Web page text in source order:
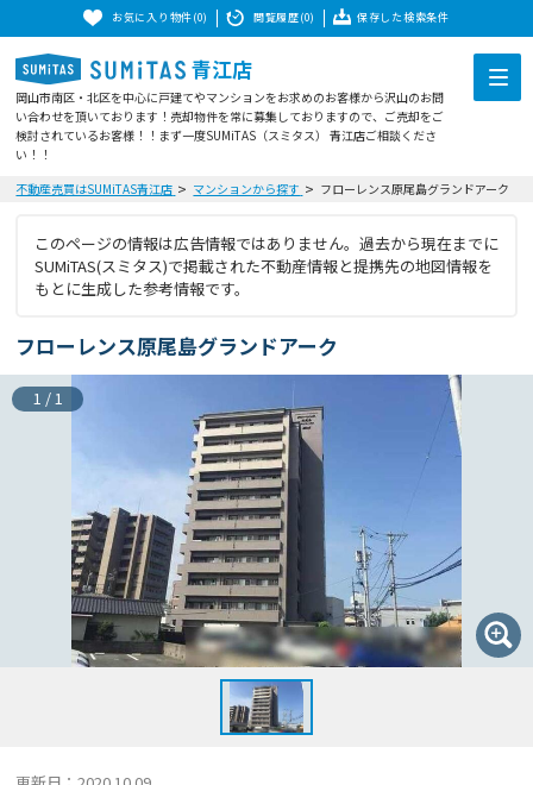
お気に入り物件(0) 閲覧履歴(0) 保存した検索条件
青江店
岡山市南区・北区を中心に戸建てやマンションをお求めのお客様から沢山のお問
い合わせを頂いております！売却物件を常に募集しておりますので、ご売却をご
検討されているお客様！！まず一度SUMiTAS（スミタス） 青江店ご相談くださ
い！！
不動産売買はSUMiTAS青江店
マンションから探す フローレンス原尾島グランドアーク
このページの情報は広告情報ではありません。過去から現在までに
SUMiTAS(スミタス)で掲載された不動産情報と提携先の地図情報を
もとに生成した参考情報です。
フローレンス原尾島グランドアーク
1 / 1